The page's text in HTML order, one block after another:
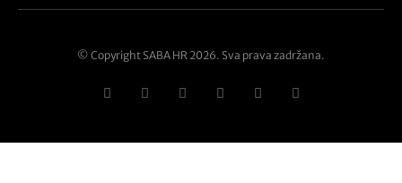
© Copyright SABA HR 2026. Sva prava zadržana.